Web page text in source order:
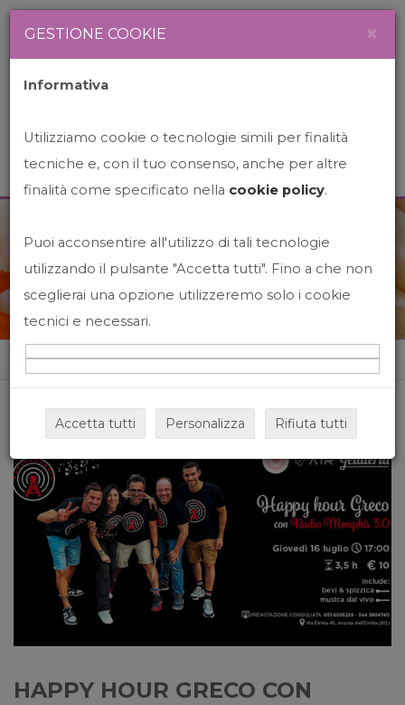
News&Events
Home News&events
HAPPY HOUR GRECO CON
GESTIONE COOKIE ×
Informativa
Utilizziamo cookie o tecnologie simili per finalità
tecniche e, con il tuo consenso, anche per altre
finalità come specificato nella cookie policy.
Puoi acconsentire all'utilizzo di tali tecnologie
utilizzando il pulsante "Accetta tutti". Fino a che non
sceglierai una opzione utilizzeremo solo i cookie
tecnici e necessari.
Accetta tutti Personalizza Rifiuta tutti